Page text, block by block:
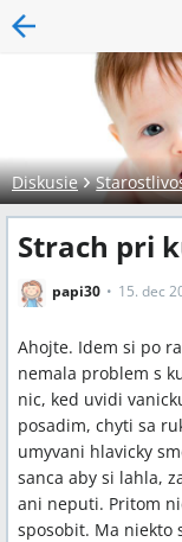
Diskusie
Strach pri
papi30 15. dec
Ahojte. Idem si po
nemala problem s
nic, ked uvidi
posadim, chyti sa
umyvani hlavicky
sanca aby si lahla,
ani neputi. Pritom
sposobit. Ma niekto